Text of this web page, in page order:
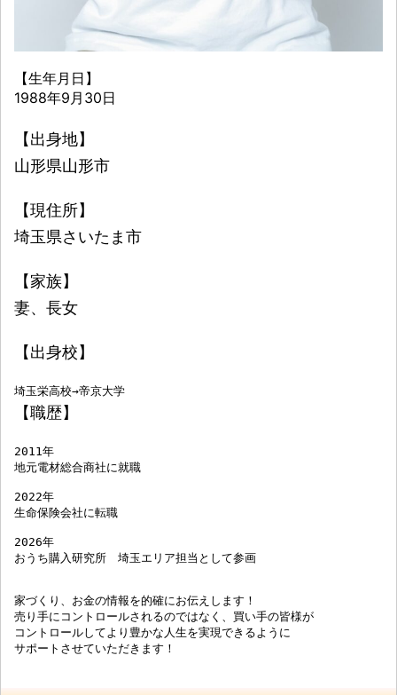
【生年月日】
1988年9月30日
【出身地】
山形県山形市
【現住所】
埼玉県さいたま市
【家族】
妻、長女
【出身校】
埼玉栄高校→帝京大学
【職歴】
2011年
地元電材総合商社に就職
2022年
生命保険会社に転職
2026年
おうち購入研究所　埼玉エリア担当として参画
家づくり、お金の情報を的確にお伝えします！
売り手にコントロールされるのではなく、買い手の皆様が
コントロールしてより豊かな人生を実現できるように
サポートさせていただきます！